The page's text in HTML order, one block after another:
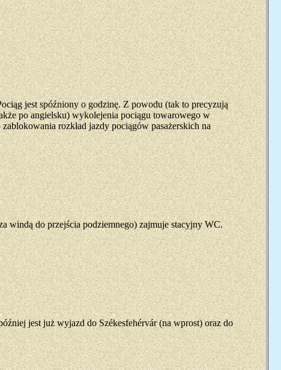
jest spóźniony o godzinę. Z powodu (tak to precyzują
po angielsku) wykolejenia pociągu towarowego w
rozkład jazdy pociągów pasażerskich na
windą do przejścia podziemnego) zajmuje stacyjny WC.
jest już wyjazd do Székesfehérvár (na wprost) oraz do